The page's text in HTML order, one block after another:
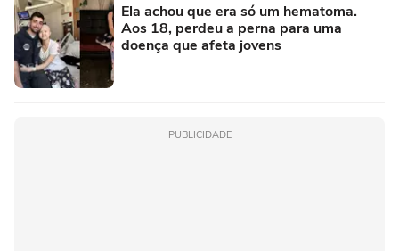
Ela achou que era só um hematoma.
Aos 18, perdeu a perna para uma
doença que afeta jovens
PUBLICIDADE